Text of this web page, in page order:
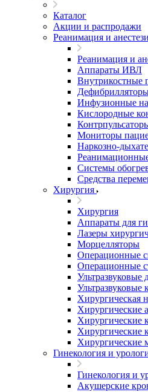
Каталог
Акции и распродажи
Реанимация и
Реанимация и
Аппараты ИВЛ
Внутрикостные
Инфузионные
Кислородные
Мониторы
Наркозно-
Системы
Средства
Хирургия
Хирургия
Аппараты для
Лазеры
Морцелляторы
Операционные
Операционные
Ультразвуковые
Ультразвуковые
Хирургическая
Хирургические
Хирургические
Хирургические
Хирургические
Гинекология и
Гинекология и
Акушерские